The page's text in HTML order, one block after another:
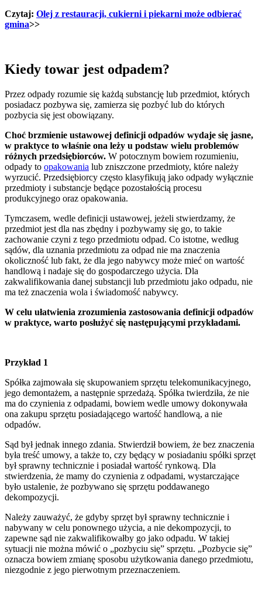
Czytaj: Olej z restauracji, cukierni i piekarni może odbierać
gmina>>
Kiedy towar jest odpadem?
Przez odpady rozumie się każdą substancję lub przedmiot, których
posiadacz pozbywa się, zamierza się pozbyć lub do których
pozbycia się jest obowiązany.
Choć brzmienie ustawowej definicji odpadów wydaje się jasne,
w praktyce to właśnie ona leży u podstaw wielu problemów
różnych przedsiębiorców. W potocznym bowiem rozumieniu,
odpady to opakowania lub zniszczone przedmioty, które należy
wyrzucić. Przedsiębiorcy często klasyfikują jako odpady wyłącznie
przedmioty i substancje będące pozostałością procesu
produkcyjnego oraz opakowania.
Tymczasem, wedle definicji ustawowej, jeżeli stwierdzamy, że
przedmiot jest dla nas zbędny i pozbywamy się go, to takie
zachowanie czyni z tego przedmiotu odpad. Co istotne, według
sądów, dla uznania przedmiotu za odpad nie ma znaczenia
okoliczność lub fakt, że dla jego nabywcy może mieć on wartość
handlową i nadaje się do gospodarczego użycia. Dla
zakwalifikowania danej substancji lub przedmiotu jako odpadu, nie
ma też znaczenia wola i świadomość nabywcy.
W celu ułatwienia zrozumienia zastosowania definicji odpadów
w praktyce, warto posłużyć się następującymi przykładami.
Przykład 1
Spółka zajmowała się skupowaniem sprzętu telekomunikacyjnego,
jego demontażem, a następnie sprzedażą. Spółka twierdziła, że nie
ma do czynienia z odpadami, bowiem wedle umowy dokonywała
ona zakupu sprzętu posiadającego wartość handlową, a nie
odpadów.
Sąd był jednak innego zdania. Stwierdził bowiem, że bez znaczenia
była treść umowy, a także to, czy będący w posiadaniu spółki sprzęt
był sprawny technicznie i posiadał wartość rynkową. Dla
stwierdzenia, że mamy do czynienia z odpadami, wystarczające
było ustalenie, że pozbywano się sprzętu poddawanego
dekompozycji.
Należy zauważyć, że gdyby sprzęt był sprawny technicznie i
nabywany w celu ponownego użycia, a nie dekompozycji, to
zapewne sąd nie zakwalifikowałby go jako odpadu. W takiej
sytuacji nie można mówić o „pozbyciu się” sprzętu. „Pozbycie się”
oznacza bowiem zmianę sposobu użytkowania danego przedmiotu,
niezgodnie z jego pierwotnym przeznaczeniem.